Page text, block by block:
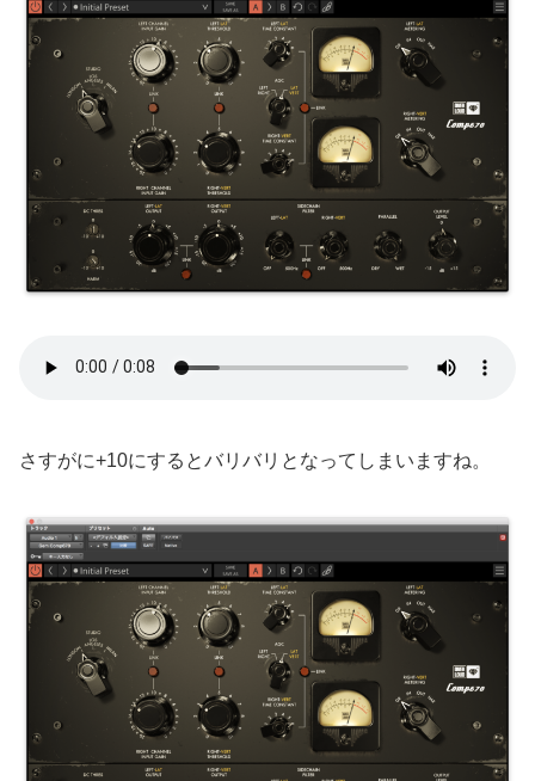
さすがに+10にするとバリバリとなってしまいますね。